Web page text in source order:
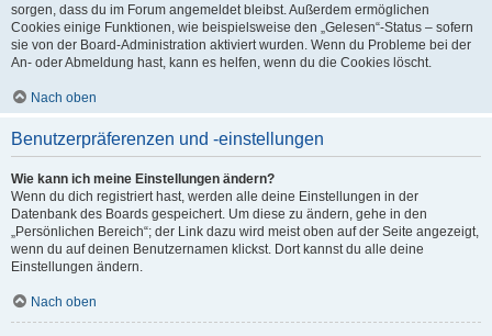
sorgen, dass du im Forum angemeldet bleibst. Außerdem ermöglichen
Cookies einige Funktionen, wie beispielsweise den „Gelesen“-Status – sofern
sie von der Board-Administration aktiviert wurden. Wenn du Probleme bei der
An- oder Abmeldung hast, kann es helfen, wenn du die Cookies löscht.
Nach oben
Benutzerpräferenzen und -einstellungen
Wie kann ich meine Einstellungen ändern?
Wenn du dich registriert hast, werden alle deine Einstellungen in der
Datenbank des Boards gespeichert. Um diese zu ändern, gehe in den
„Persönlichen Bereich“; der Link dazu wird meist oben auf der Seite angezeigt,
wenn du auf deinen Benutzernamen klickst. Dort kannst du alle deine
Einstellungen ändern.
Nach oben